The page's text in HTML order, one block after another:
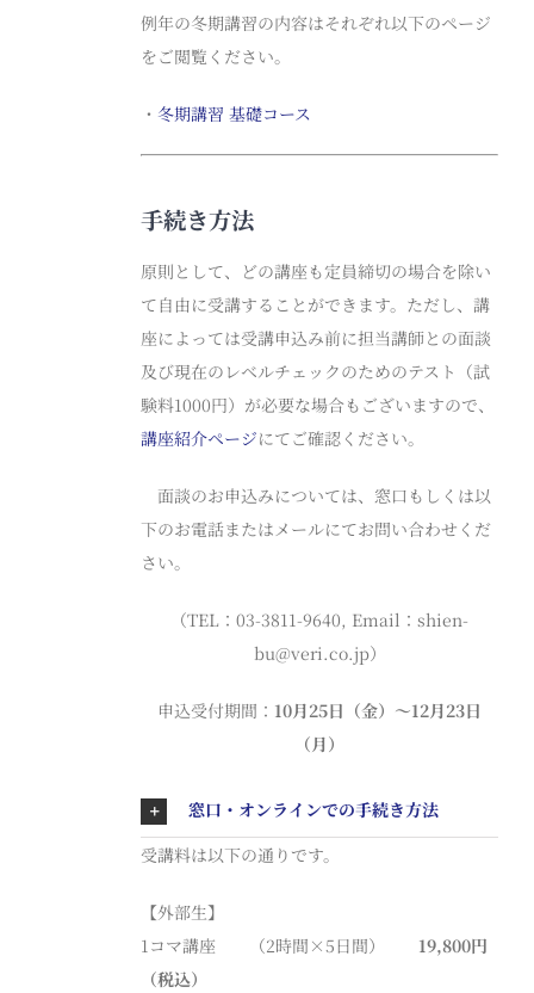
例年の冬期講習の内容はそれぞれ以下のページ
をご閲覧ください。
・ 冬期講習 基礎コース
手続き方法
原則として、どの講座も定員締切の場合を除い
て自由に受講することができます。ただし、講
座によっては受講申込み前に担当講師との面談
及び現在のレベルチェックのためのテスト（試
験料1000円）が必要な場合もございますので、
講座紹介ページにてご確認ください。
面談のお申込みについては、窓口もしくは以
下のお電話またはメールにてお問い合わせくだ
さい。
（TEL：03-3811-9640, Email：shien-
bu@veri.co.jp）
申込受付期間： 10月25日（金）〜12月23日
（月）
窓口・オンラインでの手続き方法
受講料は以下の通りです。
【外部生】
1コマ講座 （2時間×5日間） 19,800円
（税込）